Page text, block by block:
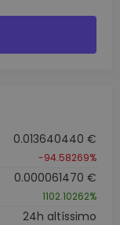
0.013640440 €
-94.58269%
0.000061470 €
1102.10262%
24h altíssimo